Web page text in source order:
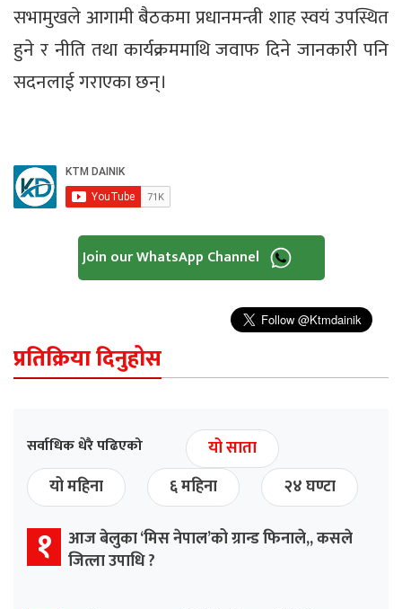
सभामुखले आगामी बैठकमा प्रधानमन्त्री शाह स्वयं उपस्थित
हुने र नीति तथा कार्यक्रममाथि जवाफ दिने जानकारी पनि
सदनलाई गराएका छन्।
Join our WhatsApp Channel
प्रतिक्रिया दिनुहोस
सर्वाधिक धेरै पढिएको
यो साता
यो महिना
६ महिना २४ घण्टा
१ आज बेलुका ‘मिस नेपाल’को ग्रान्ड फिनाले,, कसले
जित्ला उपाधि ?